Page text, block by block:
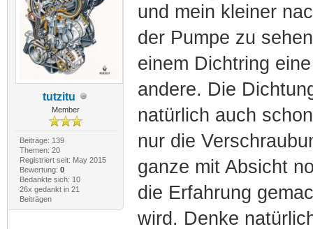
tutzitu
Member
Beiträge: 139
Themen: 20
Registriert seit: May 2015
Bewertung: 0
Bedankte sich: 10
26x gedankt in 21
Beiträgen
und mein kleiner
der Pumpe zu
einem Dichtring
andere. Die
natürlich auch
nur die
ganze mit Absicht
die Erfahrung
wird. Denke